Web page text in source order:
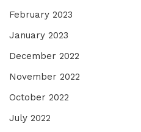
February 2023
January 2023
December 2022
November 2022
October 2022
July 2022